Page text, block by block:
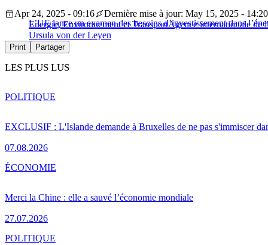
L’UE lance un examen des besoins d’investissement dans
Apr 24, 2025 - 09:16
Dernière mise à jour: May 15, 2025 - 14:20
Energie, Environnement et TransportAgence internationale de
Ursula von der Leyen
Print Partager
LES PLUS LUS
EXCLUSIF : L'Islande demande à Bruxelles de ne pas s'immiscer
07.08.2026
POLITIQUE
Merci la Chine : elle a sauvé l’économie mondiale
27.07.2026
ÉCONOMIE
POLITIQUE